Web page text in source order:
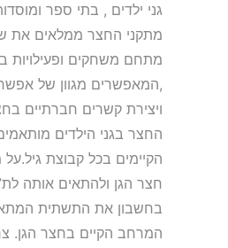
גני ילדים , בתי ספר
מתקני החצר ממלאים את
מתחם משחקים
,המאפשרים מגוון של
ויצירת קשרים חברתיים
החצר בגני הילדים
הקיימים בכל קבוצת
בחשבון את התשתית
המרחב הקיים בחצר הגן.